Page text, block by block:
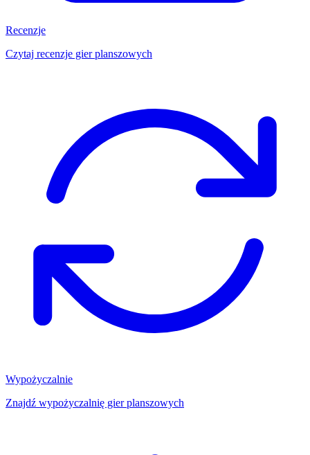
Recenzje
Czytaj recenzje gier planszowych
Wypożyczalnie
Znajdź wypożyczalnię gier planszowych